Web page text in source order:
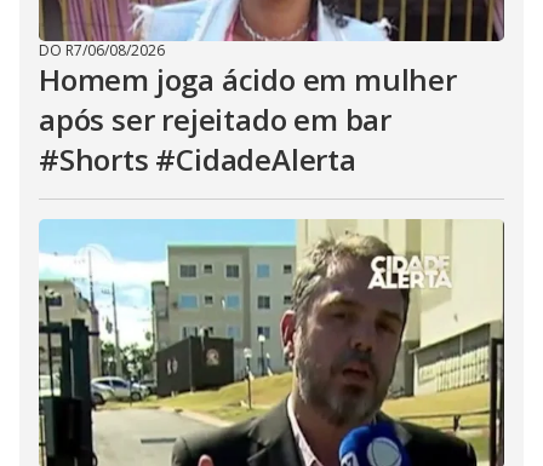
DO R7/06/08/2026
Homem joga ácido em mulher
após ser rejeitado em bar
#Shorts #CidadeAlerta